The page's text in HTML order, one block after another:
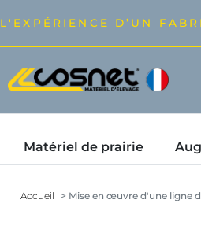
L'EXPÉRIENCE D’UN
Matériel de prairie
Accueil Mise en œuvre d'une ligne